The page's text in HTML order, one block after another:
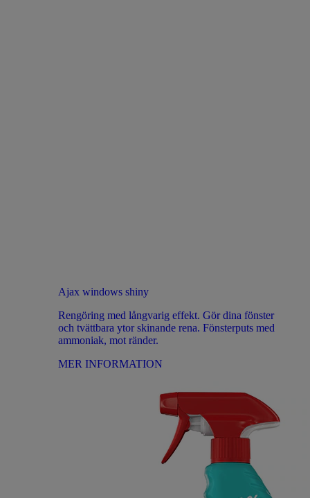
Ajax windows shiny
Rengöring med långvarig effekt. Gör dina fönster
och tvättbara ytor skinande rena. Fönsterputs med
ammoniak, mot ränder.
MER INFORMATION